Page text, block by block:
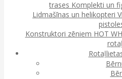
trases Komplekti un
Lidmašīnas un helikopteri
Konstruktori zēniem HOT